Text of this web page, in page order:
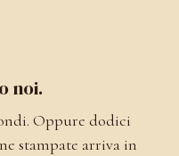
noi.
Oppure dodici
stampate arriva in